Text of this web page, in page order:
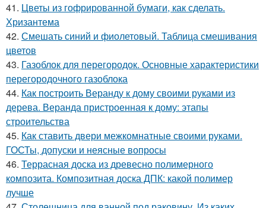
41. Цветы из гофрированной бумаги, как сделать.
Хризантема
42. Смешать синий и фиолетовый. Таблица смешивания
цветов
43. Газоблок для перегородок. Основные характеристики
перегородочного газоблока
44. Как построить Веранду к дому своими руками из
дерева. Веранда пристроенная к дому: этапы
строительства
45. Как ставить двери межкомнатные своими руками.
ГОСТы, допуски и неясные вопросы
46. Террасная доска из древесно полимерного
композита. Композитная доска ДПК: какой полимер
лучше